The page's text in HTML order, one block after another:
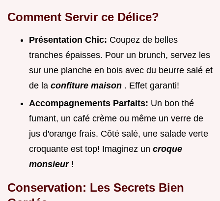
Comment Servir ce Délice?
Présentation Chic: Coupez de belles
tranches épaisses. Pour un brunch, servez les
sur une planche en bois avec du beurre salé et
de la confiture maison . Effet garanti!
Accompagnements Parfaits: Un bon thé
fumant, un café crème ou même un verre de
jus d'orange frais. Côté salé, une salade verte
croquante est top! Imaginez un croque
monsieur !
Conservation: Les Secrets Bien